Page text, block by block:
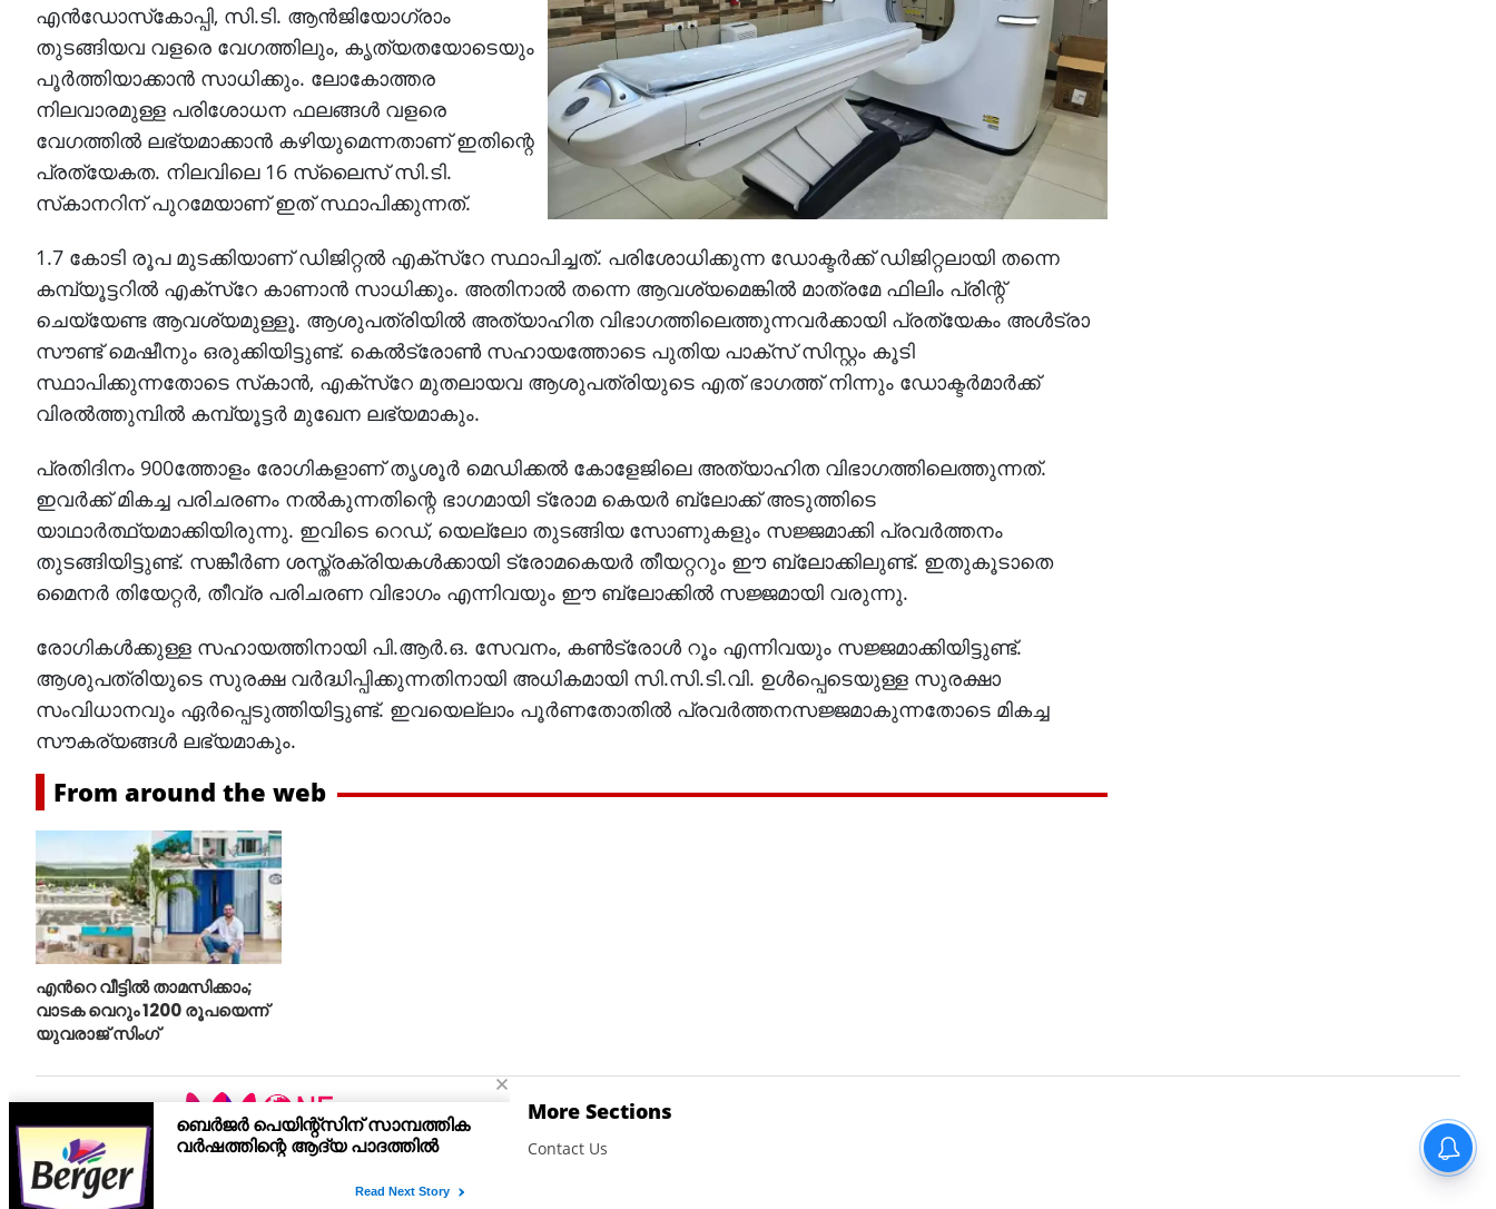
എന്‍ഡോസ്‌കോപ്പി, സി.ടി. ആന്‍ജിയോഗ്രാം
തുടങ്ങിയവ വളരെ വേഗത്തിലും, കൃത്യതയോടെയും
പൂര്‍ത്തിയാക്കാന്‍ സാധിക്കും. ലോകോത്തര
നിലവാരമുള്ള പരിശോധന ഫലങ്ങള്‍ വളരെ
വേഗത്തില്‍ ലഭ്യമാക്കാന്‍ കഴിയുമെന്നതാണ് ഇതിന്റെ
പ്രത്യേകത. നിലവിലെ 16 സ്ലൈസ് സി.ടി.
സ്‌കാനറിന് പുറമേയാണ് ഇത് സ്ഥാപിക്കുന്നത്.
1.7 കോടി രൂപ മുടക്കിയാണ് ഡിജിറ്റല്‍ എക്സ്റേ സ്ഥാപിച്ചത്. പരിശോധിക്കുന്ന ഡോക്ടര്‍ക്ക് ഡിജിറ്റലായി തന്നെ
കമ്പ്യൂട്ടറില്‍ എക്സ്റേ കാണാന്‍ സാധിക്കും. അതിനാല്‍ തന്നെ ആവശ്യമെങ്കില്‍ മാത്രമേ ഫിലിം പ്രിന്റ്
ചെയ്യേണ്ട ആവശ്യമുള്ളൂ. ആശുപത്രിയില്‍ അത്യാഹിത വിഭാഗത്തിലെത്തുന്നവര്‍ക്കായി പ്രത്യേകം അള്‍ട്രാ
സൗണ്ട് മെഷീനും ഒരുക്കിയിട്ടുണ്ട്. കെല്‍ട്രോണ്‍ സഹായത്തോടെ പുതിയ പാക്‌സ് സിസ്റ്റം കൂടി
സ്ഥാപിക്കുന്നതോടെ സ്‌കാന്‍, എക്‌സ്‌റേ മുതലായവ ആശുപത്രിയുടെ എത് ഭാഗത്ത് നിന്നും ഡോക്ടര്‍മാര്‍ക്ക്
വിരല്‍ത്തുമ്പില്‍ കമ്പ്യൂട്ടര്‍ മുഖേന ലഭ്യമാകും.
പ്രതിദിനം 900ത്തോളം രോഗികളാണ് തൃശൂര്‍ മെഡിക്കല്‍ കോളേജിലെ അത്യാഹിത വിഭാഗത്തിലെത്തുന്നത്.
ഇവര്‍ക്ക് മികച്ച പരിചരണം നല്‍കുന്നതിന്റെ ഭാഗമായി ട്രോമ കെയര്‍ ബ്ലോക്ക് അടുത്തിടെ
യാഥാര്‍ത്ഥ്യമാക്കിയിരുന്നു. ഇവിടെ റെഡ്, യെല്ലോ തുടങ്ങിയ സോണുകളും സജ്ജമാക്കി പ്രവര്‍ത്തനം
തുടങ്ങിയിട്ടുണ്ട്. സങ്കീര്‍ണ ശസ്ത്രക്രിയകള്‍ക്കായി ട്രോമകെയര്‍ തീയറ്ററും ഈ ബ്ലോക്കിലുണ്ട്. ഇതുകൂടാതെ
മൈനര്‍ തിയേറ്റര്‍, തീവ്ര പരിചരണ വിഭാഗം എന്നിവയും ഈ ബ്ലോക്കില്‍ സജ്ജമായി വരുന്നു.
രോഗികള്‍ക്കുള്ള സഹായത്തിനായി പി.ആര്‍.ഒ. സേവനം, കണ്‍ട്രോള്‍ റൂം എന്നിവയും സജ്ജമാക്കിയിട്ടുണ്ട്.
ആശുപത്രിയുടെ സുരക്ഷ വര്‍ദ്ധിപ്പിക്കുന്നതിനായി അധികമായി സി.സി.ടി.വി. ഉള്‍പ്പെടെയുള്ള സുരക്ഷാ
സംവിധാനവും ഏര്‍പ്പെടുത്തിയിട്ടുണ്ട്. ഇവയെല്ലാം പൂര്‍ണതോതില്‍ പ്രവര്‍ത്തനസജ്ജമാകുന്നതോടെ മികച്ച
സൗകര്യങ്ങള്‍ ലഭ്യമാകും.
From around the web
എന്‍റെ വീട്ടില്‍ താമസിക്കാം;
വാടക വെറും 1200 രൂപയെന്ന്
യുവരാജ് സിംഗ്
More Sections
Contact Us